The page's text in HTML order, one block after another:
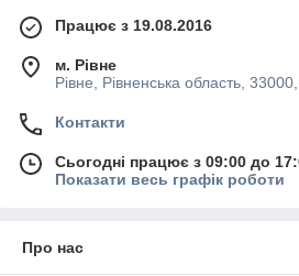
Працює з 19.08.2016
м. Рівне
Рівне, Рівненська область,
Контакти
Сьогодні працює з 09:00 до
Показати весь графік роботи
Про нас